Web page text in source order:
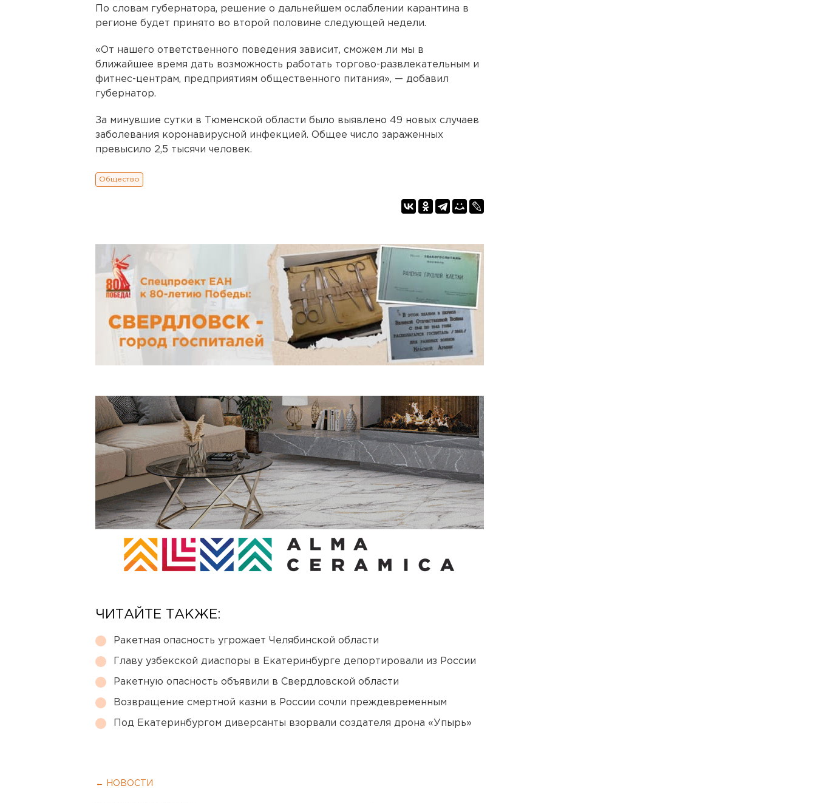
По словам губернатора, решение о дальнейшем ослаблении карантина в
регионе будет принято во второй половине следующей недели.
«От нашего ответственного поведения зависит, сможем ли мы в
ближайшее время дать возможность работать торгово-развлекательным и
фитнес-центрам, предприятиям общественного питания», — добавил
губернатор.
За минувшие сутки в Тюменской области было выявлено 49 новых случаев
заболевания коронавирусной инфекцией. Общее число зараженных
превысило 2,5 тысячи человек.
Общество
ЧИТАЙТЕ ТАКЖЕ:
Ракетная опасность угрожает Челябинской области
Главу узбекской диаспоры в Екатеринбурге депортировали из России
Ракетную опасность объявили в Свердловской области
Возвращение смертной казни в России сочли преждевременным
Под Екатеринбургом диверсанты взорвали создателя дрона «Упырь»
← НОВОСТИ